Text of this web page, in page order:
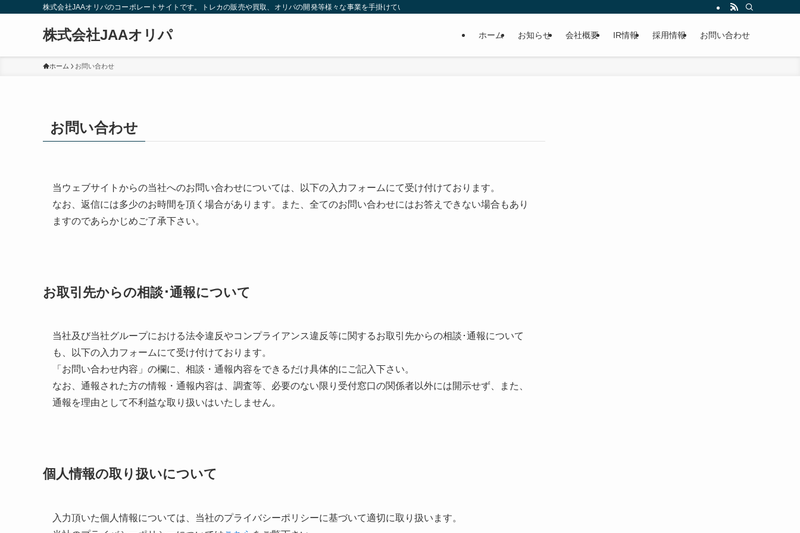
株式会社JAAオリパのコーポレートサイトです。トレカの販売や買取、オリパの開発等様々な事業を手掛けています。
株式会社JAAオリパ ホーム お知らせ 会社概要 IR情報 採用情報 お問い合わせ
ホーム お問い合わせ
お問い合わせ
当ウェブサイトからの当社へのお問い合わせについては、以下の入力フォームにて受け付けております。
なお、返信には多少のお時間を頂く場合があります。また、全てのお問い合わせにはお答えできない場合もあり
ますのであらかじめご了承下さい。
お取引先からの相談･通報について
当社及び当社グループにおける法令違反やコンプライアンス違反等に関するお取引先からの相談･通報について
も、以下の入力フォームにて受け付けております。
「お問い合わせ内容」の欄に、相談・通報内容をできるだけ具体的にご記入下さい。
なお、通報された方の情報・通報内容は、調査等、必要のない限り受付窓口の関係者以外には開示せず、また、
通報を理由として不利益な取り扱いはいたしません。
個人情報の取り扱いについて
入力頂いた個人情報については、当社のプライバシーポリシーに基づいて適切に取り扱います。